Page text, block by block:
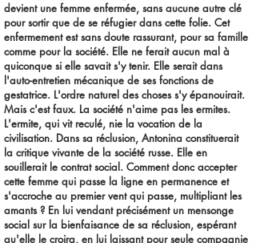
devient une femme enfermée, sans aucune autre clé
pour sortir que de se réfugier dans cette folie. Cet
enfermement est sans doute rassurant, pour sa famille
comme pour la société. Elle ne ferait aucun mal à
quiconque si elle savait s'y tenir. Elle serait dans
l'auto-entretien mécanique de ses fonctions de
gestatrice. L'ordre naturel des choses s'y épanouirait.
Mais c'est faux. La société n'aime pas les ermites.
L'ermite, qui vit reculé, nie la vocation de la
civilisation. Dans sa réclusion, Antonina constituerait
la critique vivante de la société russe. Elle en
souillerait le contrat social. Comment donc accepter
cette femme qui passe la ligne en permanence et
s'accroche au premier vent qui passe, multipliant les
amants ? En lui vendant précisément un mensonge
social sur la bienfaisance de sa réclusion, espérant
qu'elle le croira, en lui laissant pour seule compagnie